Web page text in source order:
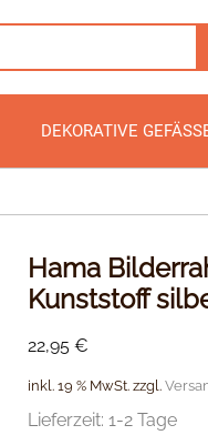
DEKORATIVE GEFÄSSE
Hama
Kunststoff
22,95€
inkl. 19 % MwSt. zzgl.
Lieferzeit:1-2 Tage